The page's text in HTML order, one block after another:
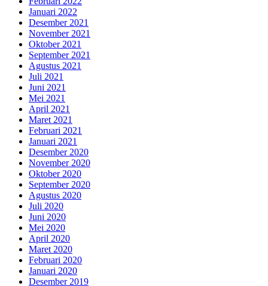
Januari 2022
Desember 2021
November 2021
Oktober 2021
September 2021
Agustus 2021
Juli 2021
Juni 2021
Mei 2021
April 2021
Maret 2021
Februari 2021
Januari 2021
Desember 2020
November 2020
Oktober 2020
September 2020
Agustus 2020
Juli 2020
Juni 2020
Mei 2020
April 2020
Maret 2020
Februari 2020
Januari 2020
Desember 2019